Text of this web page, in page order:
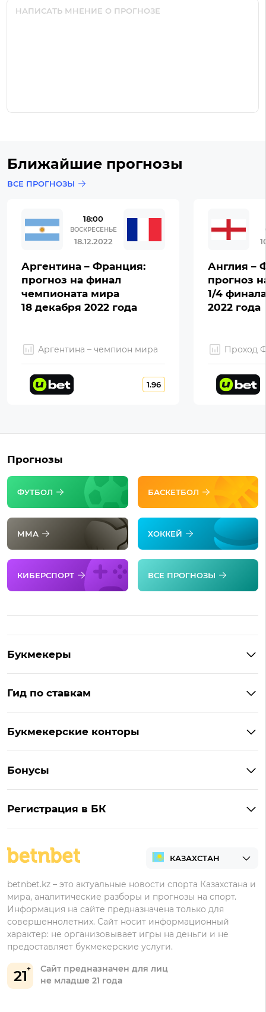
Ближайшие прогнозы
ВСЕ ПРОГНОЗЫ
18:00
ВОСКРЕСЕНЬЕ
18.12.2022
Аргентина – Франция:
прогноз на финал
чемпионата мира
18 декабря 2022 года
Аргентина – чемпион мира
1.96
Англия –
прогноз
1/4
2022 года
Проход
Прогнозы
ФУТБОЛ БАСКЕТБОЛ
ММА ХОККЕЙ
КИБЕРСПОРТ ВСЕ ПРОГНОЗЫ
Букмекеры
Обзор Париматч
Обзор Винлайн
Обзор Олимпбет
Гид по ставкам
Ubet на Андроид
Тенниси на Андроид
Букмекерские конторы
Букмекеры для ставок на киберспорт
Бонусы
Бонусы за депозит
Кешбэк
Бонусы Ubet
Бонусы Фонбет
Бонусы Винлайн
Бонусы Тенниси
Регистрация в БК
Регистрация в Ubet
Регистрация в Олимпбет
21
Сайт предназначен для лиц
не младше 21 года
betnbet.kz – это актуальные новости спорта Казахстана и
мира, аналитические разборы и прогнозы на спорт.
Информация на сайте предназначена только для
совершеннолетних. Сайт носит информационный
характер: не организовывает игры на деньги и не
предоставляет букмекерские услуги.